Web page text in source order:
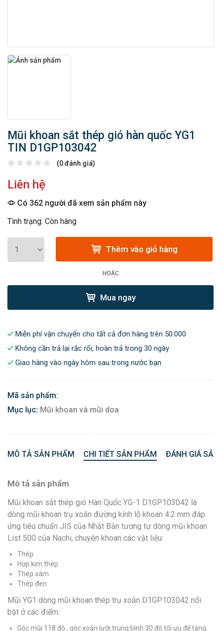
Mũi khoan sắt thép gió hàn quốc YG1
TIN D1GP103042
(0 đánh giá)
Liên hệ
Có 362 người đã xem sản phẩm này
Tình trạng: Còn hàng
Thêm vào giỏ hàng
HOẶC
Mua ngay
Miễn phí vận chuyển cho tất cả đơn hàng trên 50.000
Không cần trả lại rắc rối, hoàn trả trong 30 ngày
Giao hàng vào ngày hôm sau trong nước bạn
Mã sản phẩm:
Mục lục: Mũi khoan và mũi doa
MÔ TẢ SẢN PHẨM CHI TIẾT SẢN PHẨM ĐÁNH GIÁ
Mô tả sản phẩm
Mũi khoan sắt thép gió Hàn Quốc YG-1 D1GP103042 là
dòng mũi khoan trụ xoắn đường kính lỗ khoan 4.2 mm đáp
ứng tiêu chuẩn JIS của Nhật Bản tương tự dòng mũi khoan
List 500 của Nachi, chuyên khoan các vật liệu:
Thép
Hợp kim thép
Thép xám
Thép đen
Mũi YG1 dòng mũi khoan thép trụ xoắn D1GP103042 nổi
bật ở các điểm:
Góc mũi 118 độ , góc xoắn lưỡi trung bình 30 độ tối ưu để tăng